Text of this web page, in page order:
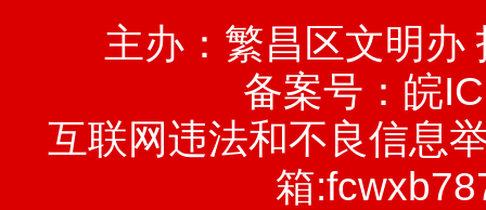
主办：繁昌区文明办
备案号： 皖
互联网违法和不良信息
箱